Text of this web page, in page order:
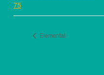
75
Elemental